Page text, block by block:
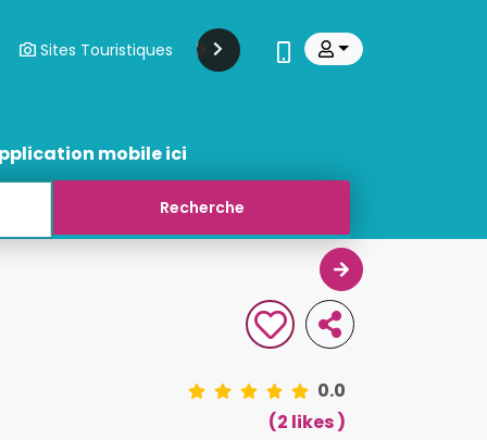
Sites Touristiques Modes Et Beauté
mobile ici
0.0
(2 likes )